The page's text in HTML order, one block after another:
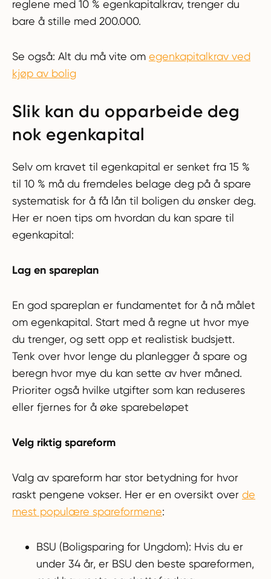
reglene med 10 % egenkapitalkrav, trenger du
bare å stille med 200.000.
Se også: Alt du må vite om egenkapitalkrav ved
kjøp av bolig
Slik kan du opparbeide deg
nok egenkapital
Selv om kravet til egenkapital er senket fra 15 %
til 10 % må du fremdeles belage deg på å spare
systematisk for å få lån til boligen du ønsker deg.
Her er noen tips om hvordan du kan spare til
egenkapital:
Lag en spareplan
En god spareplan er fundamentet for å nå målet
om egenkapital. Start med å regne ut hvor mye
du trenger, og sett opp et realistisk budsjett.
Tenk over hvor lenge du planlegger å spare og
beregn hvor mye du kan sette av hver måned.
Prioriter også hvilke utgifter som kan reduseres
eller fjernes for å øke sparebeløpet
Velg riktig spareform
Valg av spareform har stor betydning for hvor
raskt pengene vokser. Her er en oversikt over de
mest populære spareformene:
BSU (Boligsparing for Ungdom): Hvis du er
under 34 år, er BSU den beste spareformen,